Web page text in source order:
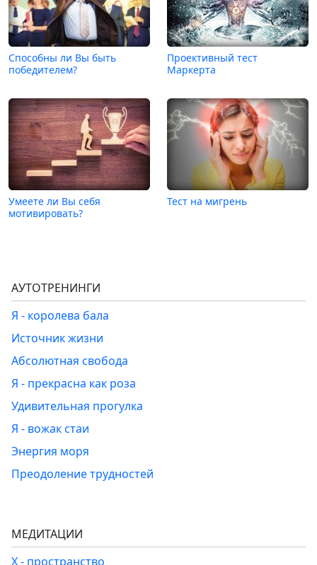
Способны ли Вы быть
победителем?
Проективный тест
Маркерта
Умеете ли Вы себя
мотивировать?
Тест на мигрень
АУТОТРЕНИНГИ
Я - королева бала
Источник жизни
Абсолютная свобода
Я - прекрасна как роза
Удивительная прогулка
Я - вожак стаи
Энергия моря
Преодоление трудностей
МЕДИТАЦИИ
Х - пространство